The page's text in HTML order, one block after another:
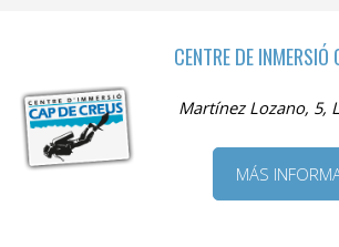
CENTRE DE INMERSIÓ
Martínez Lozano, 5,
MÁS